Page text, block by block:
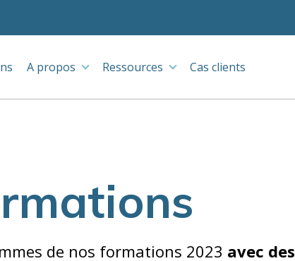
A propos Ressources Cas clients
de nos formations 2023 avec des